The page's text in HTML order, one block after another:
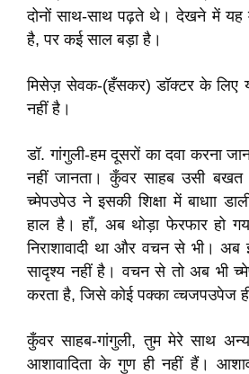
दोनों साथ-साथ पढ़ते थे। देखने में यह
है, पर कई साल बड़ा है।
मिसेज़ सेवक-(हँसकर) डॉक्टर के लिए
नहीं है।
डॉ. गांगुली-हम दूसरों का दवा करना
नहीं जानता। कुँवर साहब उसी
च्मेपउपेउ ने इसकी शिक्षा में बाधाा
हाल है। हाँ, अब थोड़ा फेरफार हो
निराशावादी था और वचन से भी।
सादृश्य नहीं है। वचन से तो अब भी
करता है, जिसे कोई पक्का व्चजपउपेज
कुँवर साहब-गांगुली, तुम मेरे साथ
आशावादिता के गुण ही नहीं हैं।